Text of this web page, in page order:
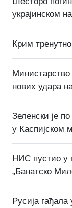
украјинском
Крим
нових удара
Зеленски је
у Каспијском
НИС пустио у
„Банатско
Русија гађала